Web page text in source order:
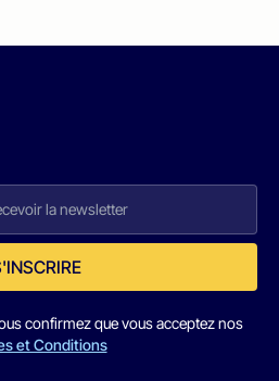
confirmez que vous acceptez nos
et Conditions